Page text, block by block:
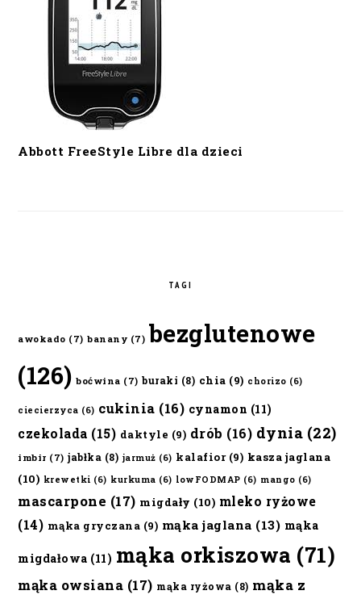
Abbott FreeStyle Libre dla dzieci
TAGI
awokado (7) banany (7) bezglutenowe
(126) boćwina (7) buraki (8) chia (9) chorizo (6)
ciecierzyca (6) cukinia (16) cynamon (11)
czekolada (15) daktyle (9) drób (16) dynia (22)
imbir (7) jabłka (8) jarmuż (6) kalafior(9) kasza jaglana
(10) krewetki (6) kurkuma (6) lowFODMAP (6) mango (6)
mascarpone (17) migdały (10) mleko ryżowe
(14) mąka gryczana (9) mąka jaglana (13) mąka
migdałowa (11) mąka orkiszowa (71)
mąka owsiana (17) mąka ryżowa (8) mąka z